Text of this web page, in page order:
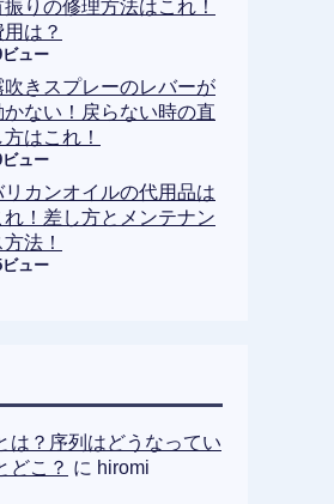
振りの修理方法はこれ！
用は？
ュー
吹きスプレーのレバーが
かない！戻らない時の直
方はこれ！
ュー
リカンオイルの代用品は
れ！差し方とメンテナン
方法！
ュー
は？序列はどうなってい
どこ？ に hiromi